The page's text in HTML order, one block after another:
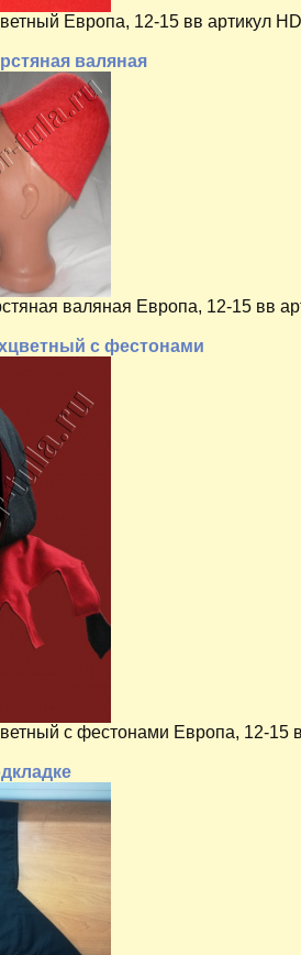
Европа, 12-15 вв артикул
валяная
валяная Европа, 12-15 вв
с фестонами
с фестонами Европа, 12-15